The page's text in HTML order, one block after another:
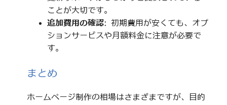
ことが大切です。
追加費用の確認: 初期費用が安くても、オプ
ションサービスや月額料金に注意が必要で
す。
まとめ
ホームページ制作の相場はさまざまですが、目的